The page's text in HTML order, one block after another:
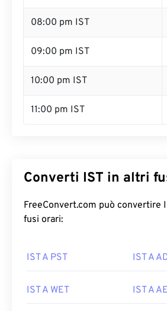
08:00 pm IST
09:00 pm IST
10:00 pm IST
11:00 pm IST
Converti IST in altri
FreeConvert.com può convertire
fusi orari:
IST A PST IST A
IST A WET IST A